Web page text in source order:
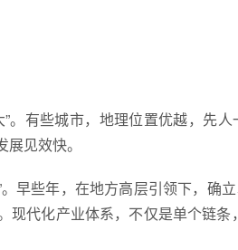
。有些城市，地理位置优越，先
见效快。
早些年，在地方高层引领下，确
现代化产业体系，不仅是单个链